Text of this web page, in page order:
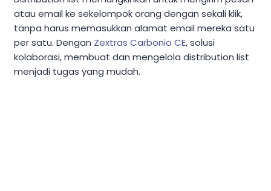
atau email ke sekelompok orang dengan sekali klik,
tanpa harus memasukkan alamat email mereka satu
per satu. Dengan Zextras Carbonio CE, solusi
kolaborasi, membuat dan mengelola distribution list
menjadi tugas yang mudah.